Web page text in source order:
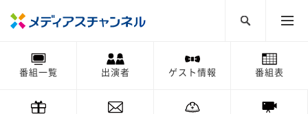
番組一覧 出演者 ゲスト情報 番組表